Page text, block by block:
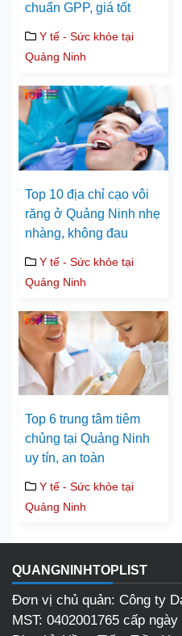
chuẩn GPP, giá tốt
Y tế - Sức khỏe tại
Quảng Ninh
Top 10 địa chỉ cạo vôi
răng ở Quảng Ninh nhẹ
nhàng, không đau
Y tế - Sức khỏe tại
Quảng Ninh
Top 6 trung tâm tiêm
chủng tại Quảng Ninh
uy tín, an toàn
Y tế - Sức khỏe tại
Quảng Ninh
QUANGNINHTOPLIST
Đơn vị chủ quản: Công ty
MST: 0402001765 cấp